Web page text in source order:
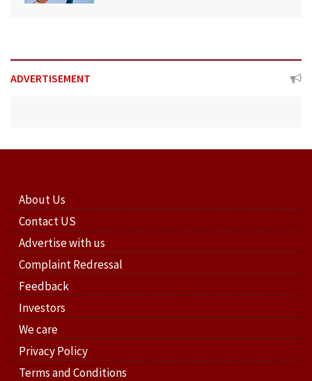
ADVERTISEMENT
About Us
Contact US
Advertise with us
Complaint Redressal
Feedback
Investors
We care
Privacy Policy
Terms and Conditions